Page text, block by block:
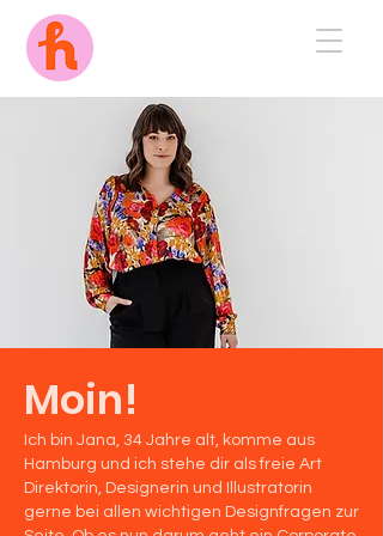
Moin!
Ich bin Jana, 34 Jahre alt, komme aus
Hamburg und ich stehe dir als freie Art
Direktorin, Designerin und Illustratorin
gerne bei allen wichtigen Designfragen zur